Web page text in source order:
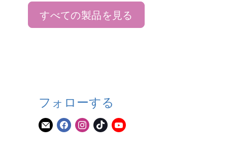
すべての製品を見る
フォローする
E
FacebookInstagram
TikTokYouTube